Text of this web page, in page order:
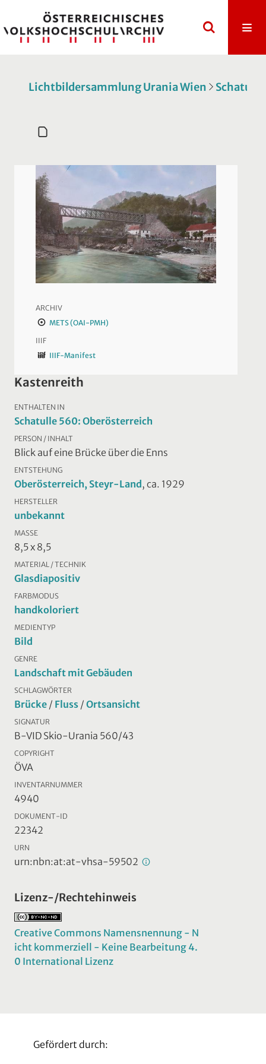
Lichtbildersammlung Urania Wien
ARCHIV
METS (OAI-PMH)
IIIF
IIIF-Manifest
Kastenreith
ENTHALTEN IN
Schatulle 560: Oberösterreich
PERSON / INHALT
Blick auf eine Brücke über die Enns
ENTSTEHUNG
Oberösterreich, Steyr-Land , ca. 1929
HERSTELLER
unbekannt
MASSE
8,5 x 8,5
MATERIAL / TECHNIK
Glasdiapositiv
FARBMODUS
handkoloriert
MEDIENTYP
Bild
GENRE
Landschaft mit Gebäuden
SCHLAGWÖRTER
Brücke / Fluss / Ortsansicht
SIGNATUR
B-VID Skio-Urania 560/43
COPYRIGHT
ÖVA
INVENTARNUMMER
4940
DOKUMENT-ID
22342
URN
urn:nbn:at:at-vhsa-59502
Lizenz-/Rechtehinweis
Creative Commons Namensnennung - N
icht kommerziell - Keine Bearbeitung 4.
0 International Lizenz
Gefördert durch: